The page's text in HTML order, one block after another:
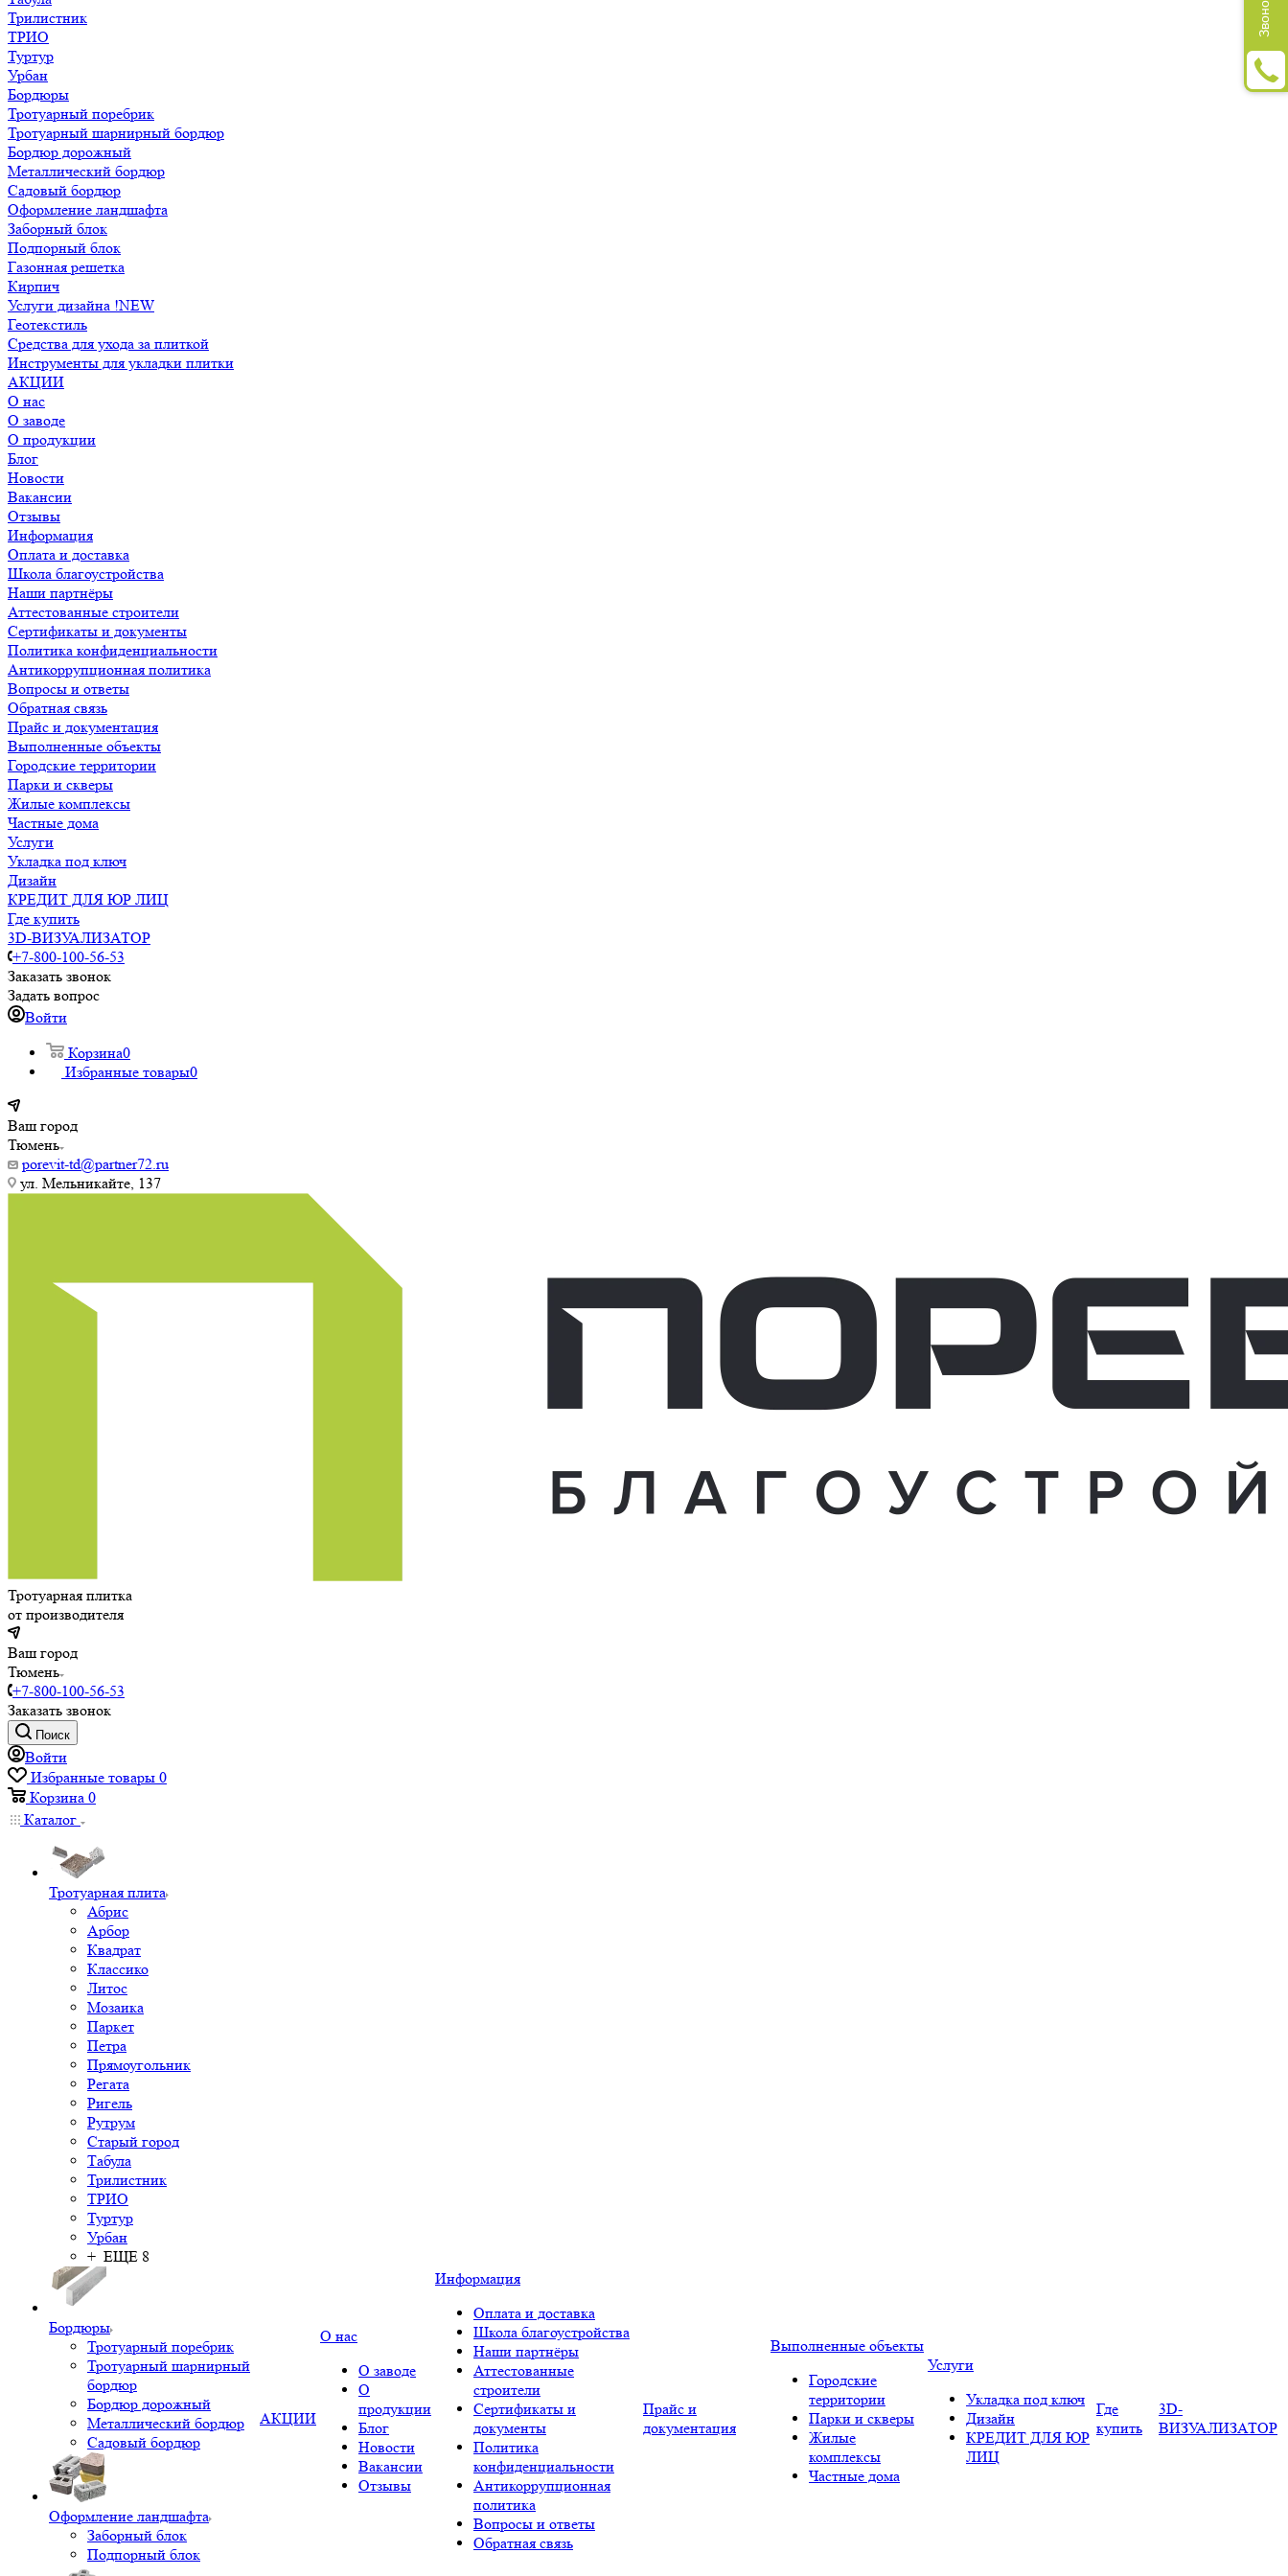
Трилистник
ТРИО
Туртур
Урбан
Бордюры
Тротуарный поребрик
Тротуарный шарнирный бордюр
Бордюр дорожный
Металлический бордюр
Садовый бордюр
Оформление ландшафта
Заборный блок
Подпорный блок
Газонная решетка
Кирпич
Услуги дизайна !NEW
Геотекстиль
Средства для ухода за плиткой
Инструменты для укладки плитки
АКЦИИ
О нас
О заводе
О продукции
Блог
Новости
Вакансии
Отзывы
Информация
Оплата и доставка
Школа благоустройства
Наши партнёры
Аттестованные строители
Сертификаты и документы
Политика конфиденциальности
Антикоррупционная политика
Вопросы и ответы
Обратная связь
Прайс и документация
Выполненные объекты
Городские территории
Парки и скверы
Жилые комплексы
Частные дома
Услуги
Укладка под ключ
Дизайн
КРЕДИТ ДЛЯ ЮР ЛИЦ
Где купить
3D-ВИЗУАЛИЗАТОР
+7-800-100-56-53
Заказать звонок
Задать вопрос
Войти
Корзина0
Избранные товары0
Ваш город
Тюмень
porevit-td@partner72.ru
ул. Мельникайте, 137
Тротуарная плитка
от производителя
Ваш город
Тюмень
+7-800-100-56-53
Заказать звонок
Поиск
Войти
Избранные товары 0
Корзина 0
Каталог
Тротуарная плита
Абрис
Арбор
Квадрат
Классико
Литос
Мозаика
Паркет
Петра
Прямоугольник
Регата
Ригель
Рутрум
Старый город
Табула
Трилистник
ТРИО
Туртур
Урбан
+ ЕЩЕ 8
Бордюры
Тротуарный поребрик
Тротуарный шарнирный
бордюр
Бордюр дорожный
Металлический бордюр
Садовый бордюр
Оформление ландшафта
Заборный блок
Подпорный блок
АКЦИИ
О нас
О заводе
О
продукции
Блог
Новости
Вакансии
Отзывы
Информация
Оплата и доставка
Школа благоустройства
Наши партнёры
Аттестованные
строители
Сертификаты и
документы
Политика
конфиденциальности
Антикоррупционная
политика
Вопросы и ответы
Обратная связь
Прайс и
документация
Выполненные объекты
Городские
территории
Парки и скверы
Жилые
комплексы
Частные дома
Услуги
Укладка под ключ
Дизайн
КРЕДИТ ДЛЯ ЮР
ЛИЦ
Где
купить
3D-
ВИЗУАЛИЗАТОР